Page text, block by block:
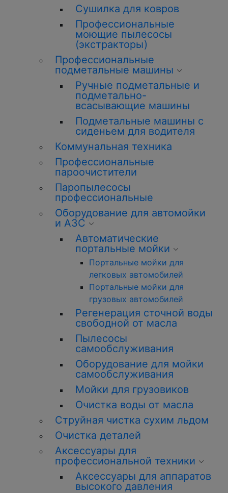
Сушилка для ковров
Профессиональные
моющие пылесосы
(экстракторы)
Профессиональные
подметальные машины
Ручные подметальные и
подметально-
всасывающие машины
Подметальные машины с
сиденьем для водителя
Коммунальная техника
Профессиональные
пароочистители
Паропылесосы
профессиональные
Оборудование для автомойки
и АЗС
Автоматические
портальные мойки
Портальные мойки для
легковых автомобилей
Портальные мойки для
грузовых автомобилей
Регенерация сточной воды
свободной от масла
Пылесосы
самообслуживания
Оборудование для мойки
самообслуживания
Мойки для грузовиков
Очистка воды от масла
Струйная чистка сухим льдом
Очистка деталей
Аксессуары для
профессиональной техники
Аксессуары для аппаратов
высокого давления